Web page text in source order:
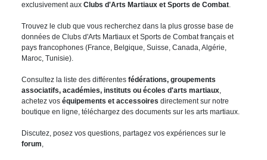
exclusivement aux Clubs d'Arts Martiaux et Sports de Combat.
Trouvez le club que vous recherchez dans la plus grosse base de
données de Clubs d'Arts Martiaux et Sports de Combat français et
pays francophones (France, Belgique, Suisse, Canada, Algérie,
Maroc, Tunisie).
Consultez la liste des différentes fédérations, groupements
associatifs, académies, instituts ou écoles d'arts martiaux,
achetez vos équipements et accessoires directement sur notre
boutique en ligne, téléchargez des documents sur les arts martiaux.
Discutez, posez vos questions, partagez vos expériences sur le
forum,